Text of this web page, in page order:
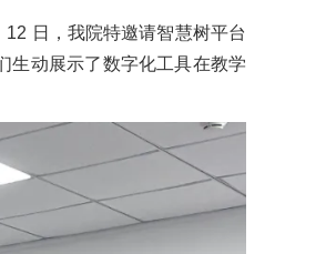
日，我院特邀请智慧树平台
生动展示了数字化工具在教学